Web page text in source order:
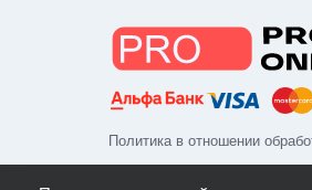
Политика в отношении